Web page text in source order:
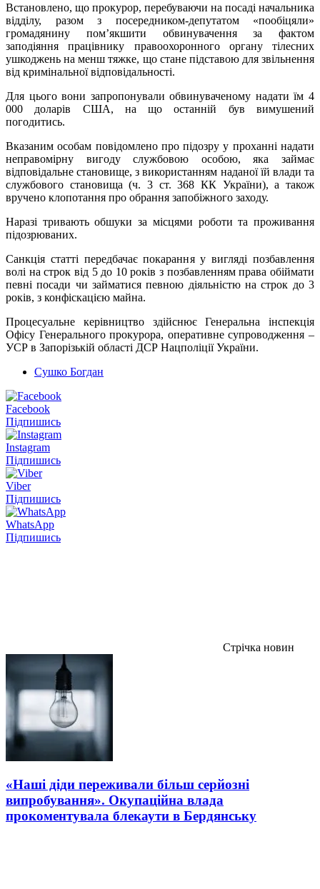
Встановлено, що прокурор, перебуваючи на посаді начальника
відділу, разом з посередником-депутатом «пообіцяли»
громадянину пом’якшити обвинувачення за фактом
заподіяння працівнику правоохоронного органу тілесних
ушкоджень на менш тяжке, що стане підставою для звільнення
від кримінальної відповідальності.
Для цього вони запропонували обвинуваченому надати їм 4
000 доларів США, на що останній був вимушений
погодитись.
Вказаним особам повідомлено про підозру у проханні надати
неправомірну вигоду службовою особою, яка займає
відповідальне становище, з використанням наданої їй влади та
службового становища (ч. 3 ст. 368 КК України), а також
вручено клопотання про обрання запобіжного заходу.
Наразі тривають обшуки за місцями роботи та проживання
підозрюваних.
Санкція статті передбачає покарання у вигляді позбавлення
волі на строк від 5 до 10 років з позбавленням права обіймати
певні посади чи займатися певною діяльністю на строк до 3
років, з конфіскацією майна.
Процесуальне керівництво здійснює Генеральна інспекція
Офісу Генерального прокурора, оперативне супроводження –
УСР в Запорізькій області ДСР Нацполіції України.
Сушко Богдан
Facebook
Підпишись
Instagram
Підпишись
Viber
Підпишись
WhatsApp
Підпишись
Стрічка новин
«Наші діди переживали більш серйозні
випробування». Окупаційна влада
прокоментувала блекаути в Бердянську